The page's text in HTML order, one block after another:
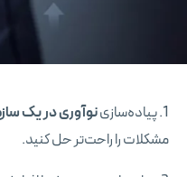
1. پیاده‌سازی نوآوری در یک
مشکلات را راحت‌تر حل کنید.